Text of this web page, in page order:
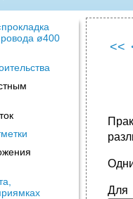
ø400
<<
Для